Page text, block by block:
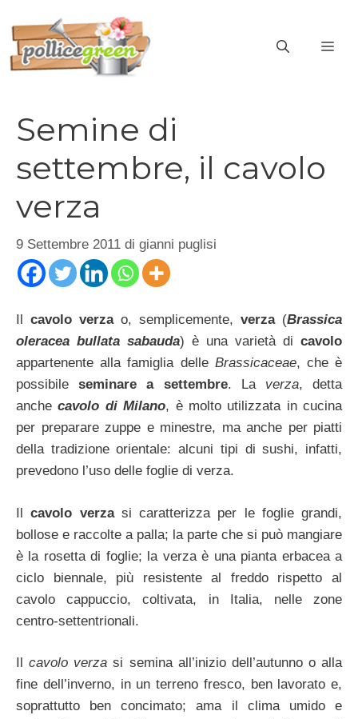
contenuto
Semine di
settembre, il cavolo
verza
9 Settembre 2011 di gianni puglisi
cavolo verzao, semplicemente, verza(Brassica
oleracea bullata sabauda) è una varietà di cavolo
appartenente alla famiglia delleBrassicaceae, che è
possibileseminare a settembre. La verza, detta
anchecavolo di Milano, è molto utilizzata in cucina
per preparare zuppe e minestre, ma anche per piatti
della tradizione orientale: alcuni tipi di sushi, infatti,
prevedono l’uso delle foglie di verza.
Ilcavolo verzasi caratterizza per le foglie grandi,
bollose e raccolte a palla; la parte che si può mangiare
è la rosetta di foglie; la verza è una pianta erbacea a
ciclo biennale, più resistente al freddo rispetto al
cavolo cappuccio, coltivata, in Italia, nelle zone
centro-settentrionali.
cavolo verza si semina all’inizio dell’autunno o alla
fine dell’inverno, in un terreno fresco, ben lavorato e,
soprattutto ben concimato; ama il clima umido e